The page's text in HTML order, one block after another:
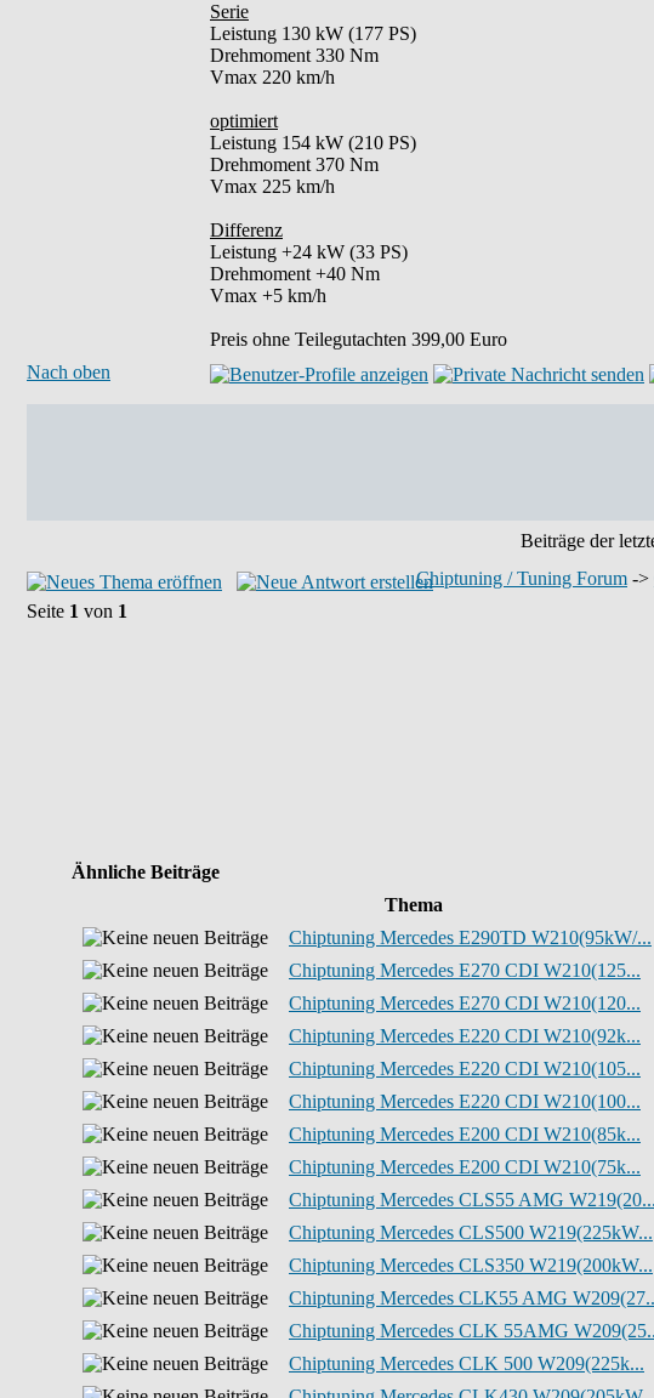
Serie
Leistung 130 kW (177 PS)
Drehmoment 330 Nm
Vmax 220 km/h
optimiert
Leistung 154 kW (210 PS)
Drehmoment 370 Nm
Vmax 225 km/h
Differenz
Leistung +24 kW (33 PS)
Drehmoment +40 Nm
Vmax +5 km/h
Preis ohne Teilegutachten 399,00 Euro
Nach oben
Beiträge der
Chiptuning / Tuning Forum ->
Seite 1 von 1
Ähnliche Beiträge
Thema
Chiptuning Mercedes E290TD W210(95kW/...
Chiptuning Mercedes E270 CDI W210(125...
Chiptuning Mercedes E270 CDI W210(120...
Chiptuning Mercedes E220 CDI W210(92k...
Chiptuning Mercedes E220 CDI W210(105...
Chiptuning Mercedes E220 CDI W210(100...
Chiptuning Mercedes E200 CDI W210(85k...
Chiptuning Mercedes E200 CDI W210(75k...
Chiptuning Mercedes CLS55 AMG W219(20...
Chiptuning Mercedes CLS500 W219(225kW...
Chiptuning Mercedes CLS350 W219(200kW...
Chiptuning Mercedes CLK55 AMG
Chiptuning Mercedes CLK 55AMG
Chiptuning Mercedes CLK 500 W209(225k...